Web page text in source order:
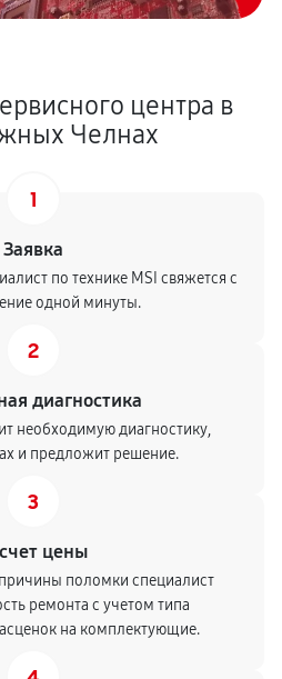
центра в
Челнах
1
Заявка
по технике MSI свяжется с
одной минуты.
2
диагностика
необходимую диагностику,
и предложит решение.
3
цены
поломки специалист
ремонта с учетом типа
на комплектующие.